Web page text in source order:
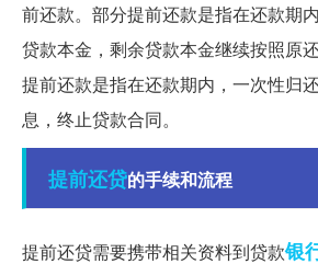
前还款。部分提前还款是指在还款期
贷款本金，剩余贷款本金继续按照原
提前还款是指在还款期内，一次性归
息，终止贷款合同。
提前还贷的手续和流程
提前还贷需要携带相关资料到贷款银